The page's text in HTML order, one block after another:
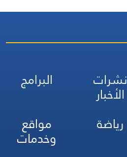
نشرات
الأخبار
البرامج
رياضة مواقع
وخدمات